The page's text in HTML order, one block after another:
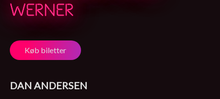
WERNER
Køb biletter
DAN ANDERSEN